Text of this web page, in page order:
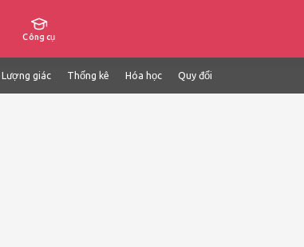
Công cụ
Lượng giác Thống kê Hóa học Quy đổi